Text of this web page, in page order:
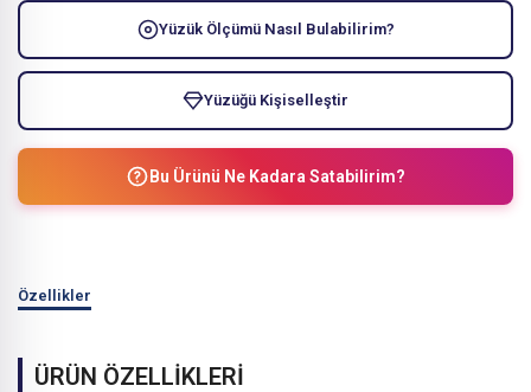
Yüzük Ölçümü Nasıl Bulabilirim?
Yüzüğü Kişiselleştir
Bu Ürünü Ne Kadara Satabilirim?
Özellikler
ÜRÜN ÖZELLİKLERİ